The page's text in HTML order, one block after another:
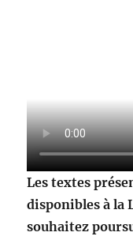
Les textes
disponibles à la
souhaitez